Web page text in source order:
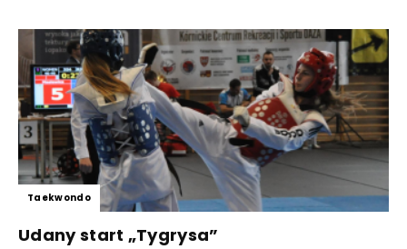
Taekwondo
Udany start „Tygrysa”